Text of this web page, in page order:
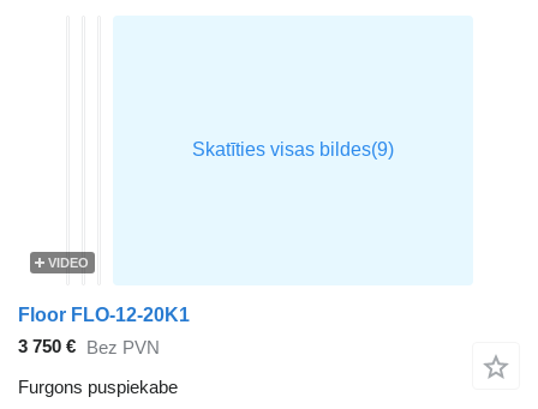
VIDEO
Floor FLO-12-20K1
3 750 € Bez PVN
Furgons puspiekabe